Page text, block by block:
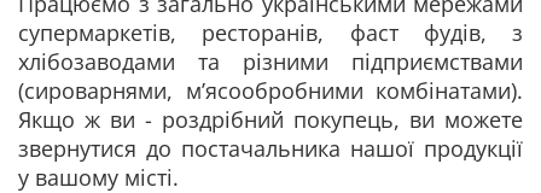
супермаркетів, ресторанів, фаст фудів, з
хлібозаводами та різними підприємствами
(сироварнями, м’ясообробними комбінатами).
Якщо ж ви - роздрібний покупець, ви можете
звернутися до постачальника нашої продукції
у вашому місті.